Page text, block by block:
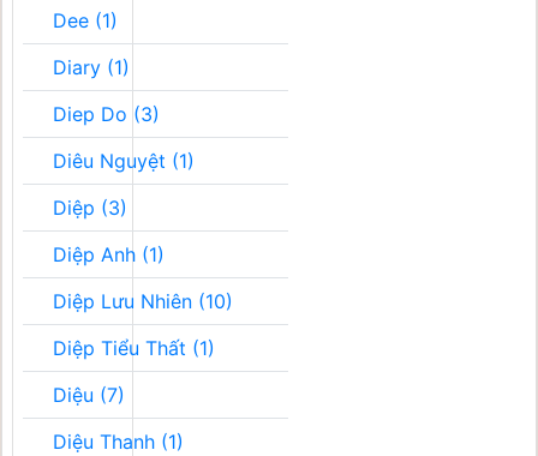
Dee (1)
Diary (1)
Diep Do (3)
Diêu Nguyệt (1)
Diệp (3)
Diệp Anh (1)
Diệp Lưu Nhiên (10)
Diệp Tiểu Thất (1)
Diệu (7)
Diệu Thanh (1)